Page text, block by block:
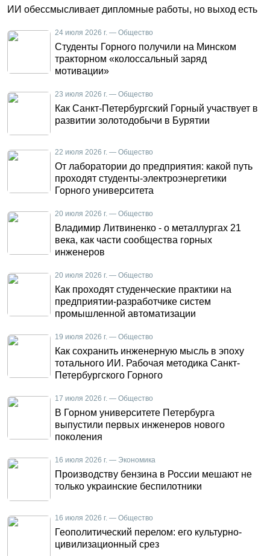
ИИ обессмысливает дипломные работы, но выход есть
24 июля 2026 г. — Общество
Студенты Горного получили на Минском
тракторном «колоссальный заряд
мотивации»
23 июля 2026 г. — Общество
Как Санкт-Петербургский Горный участвует в
развитии золотодобычи в Бурятии
22 июля 2026 г. — Общество
От лаборатории до предприятия: какой путь
проходят студенты-электроэнергетики
Горного университета
20 июля 2026 г. — Общество
Владимир Литвиненко - о металлургах 21
века, как части сообщества горных
инженеров
20 июля 2026 г. — Общество
Как проходят студенческие практики на
предприятии-разработчике систем
промышленной автоматизации
19 июля 2026 г. — Общество
Как сохранить инженерную мысль в эпоху
тотального ИИ. Рабочая методика Санкт-
Петербургского Горного
17 июля 2026 г. — Общество
В Горном университете Петербурга
выпустили первых инженеров нового
поколения
16 июля 2026 г. — Экономика
Производству бензина в России мешают не
только украинские беспилотники
16 июля 2026 г. — Общество
Геополитический перелом: его культурно-
цивилизационный срез